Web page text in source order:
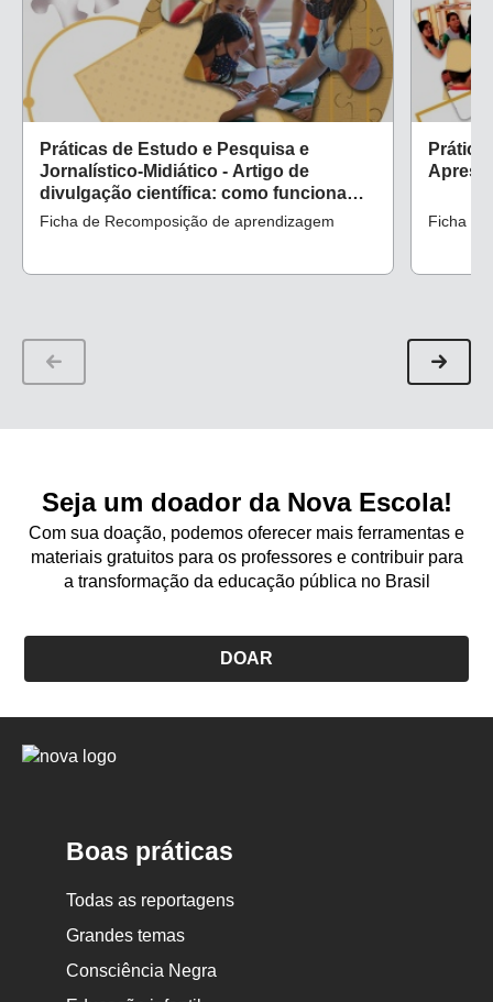
dos gêneros de discurso na escola.Linguagem em
(Dis)curso – LemD, v. 8, n. 3, p. 581-612, set./dez. 2008.
Práticas de Estudo e Pesquisa e
Jornalístico-Midiático - Artigo de
divulgação científica: como funcionam
as vacinas?
Ficha de Recomposição de aprendizagem Ficha
Seja um doador da Nova Escola!
Com sua doação, podemos oferecer mais ferramentas e
materiais gratuitos para os professores e contribuir para
a transformação da educação pública no Brasil
DOAR
Logo
Boas práticas
Todas as reportagens
Grandes temas
Consciência Negra